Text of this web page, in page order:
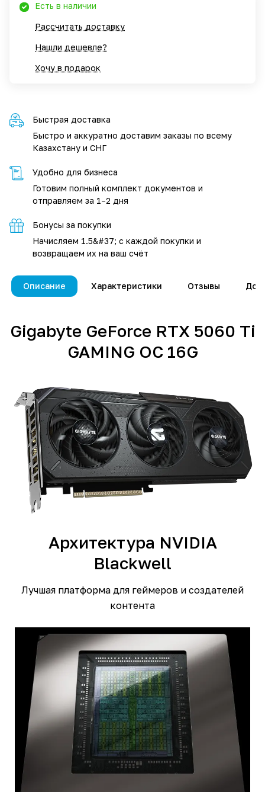
Есть в наличии
Рассчитать доставку
Нашли дешевле?
Хочу в подарок
Быстрая доставка
Быстро и аккуратно доставим заказы по всему
Казахстану и СНГ
Удобно для бизнеса
Готовим полный комплект документов и
отправляем за 1–2 дня
Бонусы за покупки
Начисляем 1.5&#37; с каждой покупки и
возвращаем их на ваш счёт
Описание Характеристики Отзывы
Gigabyte GeForce RTX 5060 Ti
GAMING OC 16G
Архитектура NVIDIA
Blackwell
Лучшая платформа для геймеров и создателей
контента